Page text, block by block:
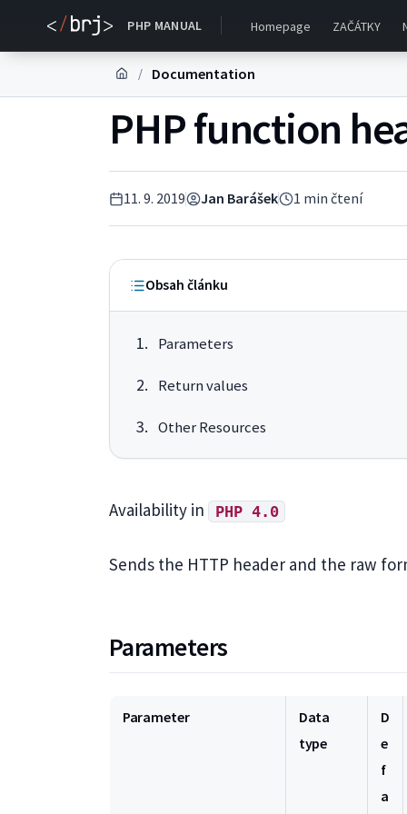
PHP MANUAL Homepage ZAČÁTKY
/ Documentation
PHP function
11. 9. 2019 Jan Barášek 1 min čtení
Obsah článku
Parameters
Return values
Other Resources
Availability in PHP 4.0
Sends the HTTP header and the raw
Parameters
Parameter
Data
type
D
e
f
a